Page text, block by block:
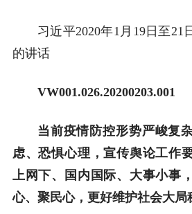
习近平2020年1月19日至21
的讲话
VW001.026.20200203.001
当前疫情防控形势严峻复
虑、恐惧心理，宣传舆论工作
上网下、国内国际、大事小事
心、聚民心，更好维护社会大局